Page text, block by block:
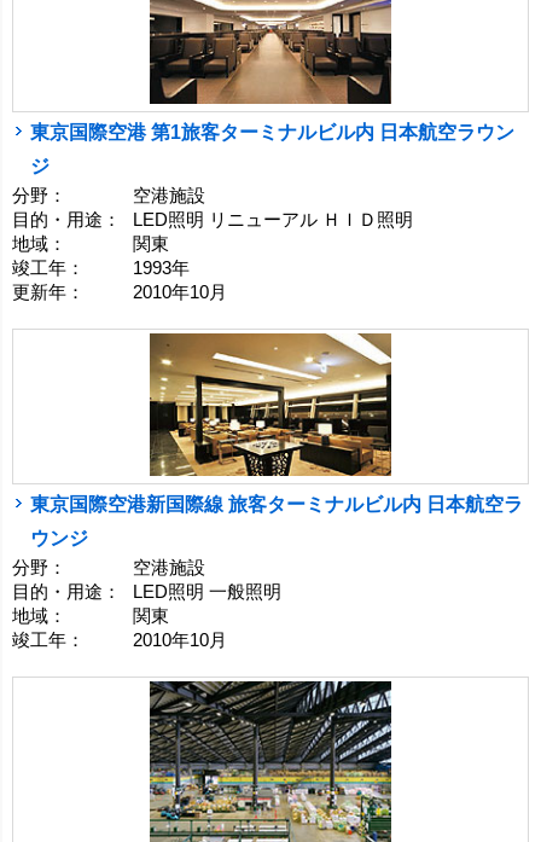
東京国際空港 第1旅客ターミナルビル内 日本航空ラウン
ジ
分野：
空港施設
目的・用途：
LED照明 リニューアル ＨＩＤ照明
地域：
関東
竣工年：
1993年
更新年：
2010年10月
東京国際空港新国際線 旅客ターミナルビル内 日本航空ラ
ウンジ
分野：
空港施設
目的・用途：
LED照明 一般照明
地域：
関東
竣工年：
2010年10月